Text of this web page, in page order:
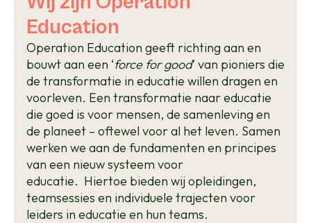
Education
Operation Education geeft richting aan en
bouwt aan een ‘force for good’ van pioniers die
de transformatie in educatie willen dragen en
voorleven. Een transformatie naar educatie
die goed is voor mensen, de samenleving en
de planeet – oftewel voor al het leven. Samen
werken we aan de fundamenten en principes
van een nieuw systeem voor
educatie. Hiertoe bieden wij opleidingen,
teamsessies en individuele trajecten voor
leiders in educatie en hun teams.